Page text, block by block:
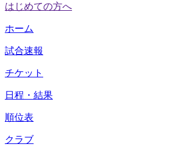
はじめての方へ
ホーム
試合速報
チケット
日程・結果
順位表
クラブ